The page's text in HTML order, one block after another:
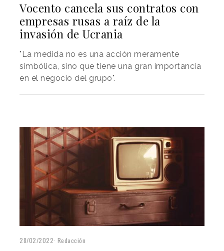
Vocento cancela sus contratos con
empresas rusas a raíz de la
invasión de Ucrania
"La medida no es una acción meramente
simbólica, sino que tiene una gran importancia
en el negocio del grupo".
28/02/2022 Redacción